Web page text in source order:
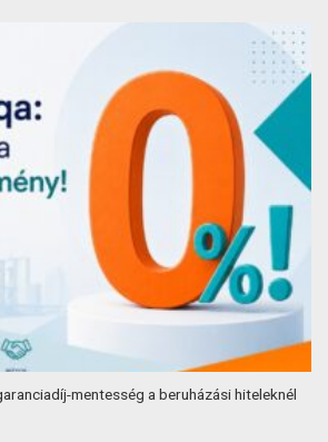
mentesség a beruházási hiteleknél